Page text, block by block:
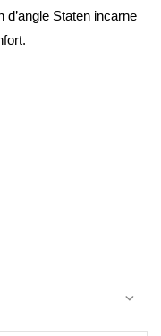
Staten incarne